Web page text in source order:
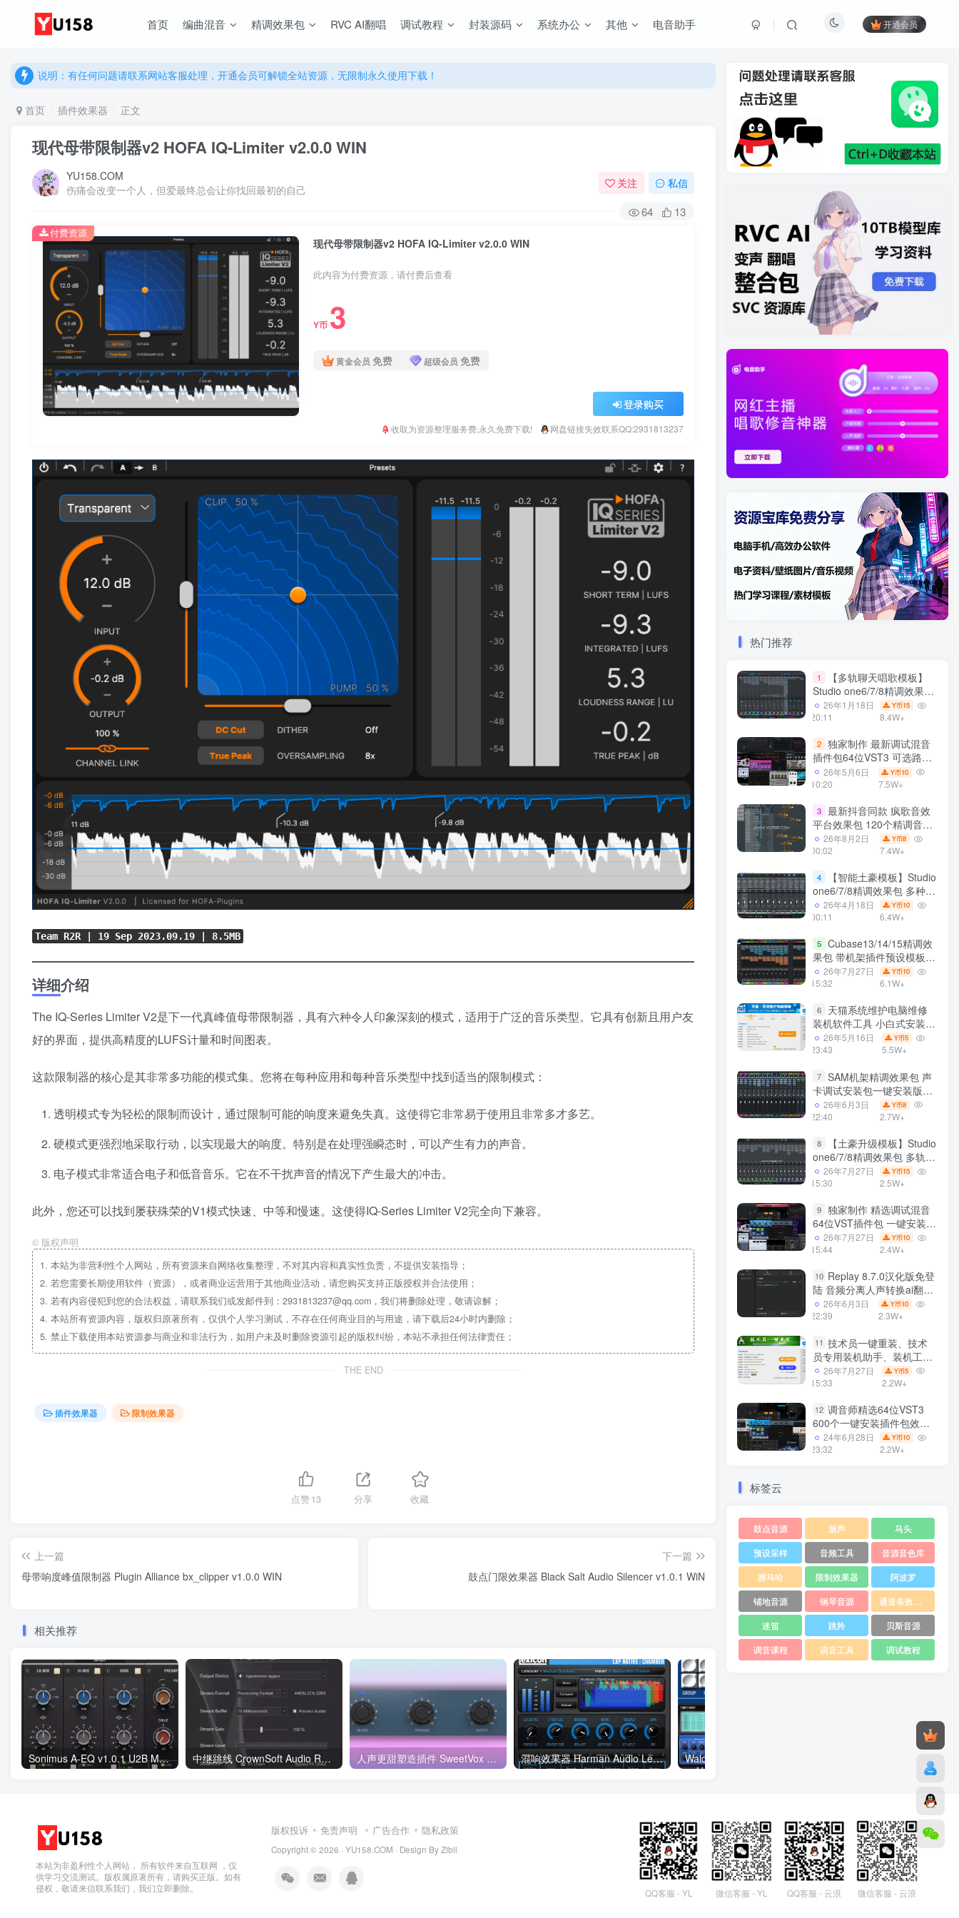
首页 编曲混音 精调效果包 RVC AI翻唱 调试教程 封装源码 系统办公 其他 电音助手 开通会员
说明：有任何问题请联系网站客服处理，开通会员可解锁全站资源，无限制永久使用下载！
说明：有任何问题请联系网站客服处理，开通会员可解锁全站资源，无限制永久使用下载！
首页 插件效果器 正文
现代母带限制器v2 HOFA IQ-Limiter v2.0.0 WIN
YU158.COM
伤痛会改变一个人，但爱最终总会让你找回最初的自己
关注 私信
64 13
现代母带限制器v2 HOFA IQ-Limiter v2.0.0 WIN
此内容为付费资源，请付费后查看
Y币 3
黄金会员 免费 超级会员 免费
登录购买
收取为资源整理服务费,永久免费下载! 网盘链接失效联系QQ:2931813237
付费资源
Team R2R | 19 Sep 2023.09.19 | 8.5MB
详细介绍
The IQ-Series Limiter V2是下一代真峰值母带限制器，具有六种令人印象深刻的模式，适用于广泛的音乐类型。它具有创新且用户友
好的界面，提供高精度的LUFS计量和时间图表。
这款限制器的核心是其非常多功能的模式集。您将在每种应用和每种音乐类型中找到适当的限制模式：
透明模式专为轻松的限制而设计，通过限制可能的响度来避免失真。这使得它非常易于使用且非常多才多艺。
硬模式更强烈地采取行动，以实现最大的响度。特别是在处理强瞬态时，可以产生有力的声音。
电子模式非常适合电子和低音音乐。它在不干扰声音的情况下产生最大的冲击。
此外，您还可以找到屡获殊荣的V1模式快速、中等和慢速。这使得IQ-Series Limiter V2完全向下兼容。
© 版权声明
1. 本站为非营利性个人网站，所有资源来自网络收集整理，不对其内容和真实性负责，不提供安装指导；
2. 若您需要长期使用软件（资源），或者商业运营用于其他商业活动，请您购买支持正版授权并合法使用；
3. 若有内容侵犯到您的合法权益，请联系我们或发邮件到：2931813237@qq.com，我们将删除处理，敬请谅解；
4. 本站所有资源内容，版权归原著所有，仅供个人学习测试，不存在任何商业目的与用途，请下载后24小时内删除；
5. 禁止下载使用本站资源参与商业和非法行为，如用户未及时删除资源引起的版权纠纷，本站不承担任何法律责任；
THE END
插件效果器 限制效果器
点赞13 分享 收藏
上一篇
母带响度峰值限制器 Plugin Alliance bx_clipper v1.0.0 WIN
下一篇
鼓点门限效果器 Black Salt Audio Silencer v1.0.1 WiN
相关推荐
Sonimus A-EQ v1.0.1 U2B MacOS 中继跳线 CrownSoft Audio Repeater Pro 1.6.0 人声更甜塑造插件 SweetVox 3.0 Win/Mac 混响效果器 Harman Audio Lexicon LXP Native Reverb v1.2.2 WIN
热门推荐
1
【多轨聊天唱歌模板】
Studio one6/7/8精调效果包
多种效果模式 声卡调试好直
播预设模板
26年1月18日
20:11
Y币15
8.4W+
2 独家制作 最新调试混音
插件包64位VST3 可选路径
一键安装550个效果器合集
v3.0 WiN 支持定制
26年5月6日
10:20
Y币10
7.5W+
3 最新抖音同款 疯歌音效
平台效果包 120个精调音效
包+软件自带170个音效
+600个插件 带安装教程全
26年8月2日
00:02
Y币8
7.4W+
4
【智能土豪模板】Studio
one6/7/8精调效果包 多种效
果模式可选 声卡调试好预设
带插件全套文件
26年4月18日
00:11
Y币10
6.4W+
5 Cubase13/14/15精调效
果包 带机架插件预设模板
声卡调试好效果工程文件
26年7月27日
15:32
Y币10
6.1W+
6
天猫系统维护电脑维修
装机软件工具 小白式安装
完全一键安装系统 电脑系统
装机软件 一键重装系统
26年5月16日
23:43
Y币5
5.5W+
7 SAM机架精调效果包 声
卡调试安装包一键安装版模
板 带插件预设效果文件
26年6月3日
22:40
Y币8
2.7W+
8
【土豪升级模板】Studio
one6/7/8精调效果包 多轨道
效果模式可选 声卡调试好预
设模板 带插件全套文件
26年7月27日
15:30
Y币15
2.5W+
9 独家制作 精选调试混音
64位VST插件包 一键安装
600个效果器合集v2.0 WiN
支持定制
26年7月27日
15:44
Y币10
2.4W+
10 Replay 8.7.0汉化版免登
陆 音频分离人声转换ai翻唱
支持50系显卡 一键安装
WiN
26年6月3日
22:39
Y币10
2.3W+
11 技术员一键重装、技术
员专用装机助手、装机工
具、电脑系统装机软件丶一
键安装系统
26年7月27日
15:33
Y币5
2.2W+
12 调音师精选64位VST3
600个一键安装插件包效果
器集合10G WiN
24年6月28日
23:32
Y币10
2.2W+
标签云
鼓点音源 魅声
马头
预设采样
音频工具
音源音色库
雅马哈
限制效果器
阿波罗
铺地音源
钢琴音源
通道条效果器
迷笛
跳羚
贝斯音源
调音课程
调音工具 调试教程
本站为非盈利性个人网站， 所有软件来自互联网 ，仅
供学习交流测试。版权属原著所有，请购买正版。如有
侵权，敬请来信联系我们，我们立即删除。
版权投诉 免责声明 广告合作 隐私政策
Copyright © 2026 · YU158.COM · Design By Zibll
QQ客服 - YL 微信客服 - YL QQ客服 - 云浪 微信客服 - 云浪